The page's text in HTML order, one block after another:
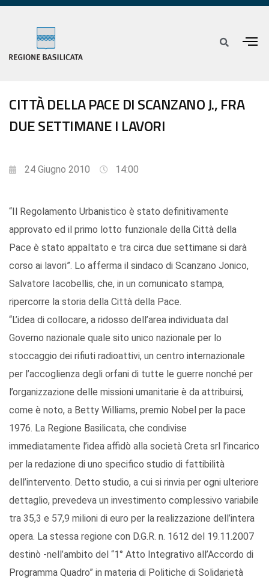
CITTÀ DELLA PACE DI SCANZANO J., FRA
DUE SETTIMANE I LAVORI
24 Giugno 2010 14:00
“Il Regolamento Urbanistico è stato definitivamente
approvato ed il primo lotto funzionale della Città della
Pace è stato appaltato e tra circa due settimane si darà
corso ai lavori”. Lo afferma il sindaco di Scanzano Jonico,
Salvatore Iacobellis, che, in un comunicato stampa,
ripercorre la storia della Città della Pace.
“L’idea di collocare, a ridosso dell’area individuata dal
Governo nazionale quale sito unico nazionale per lo
stoccaggio dei rifiuti radioattivi, un centro internazionale
per l’accoglienza degli orfani di tutte le guerre nonché per
l’organizzazione delle missioni umanitarie è da attribuirsi,
come è noto, a Betty Williams, premio Nobel per la pace
1976. La Regione Basilicata, che condivise
immediatamente l’idea affidò alla società Creta srl l’incarico
per la redazione di uno specifico studio di fattibilità
dell’intervento. Detto studio, a cui si rinvia per ogni ulteriore
dettaglio, prevedeva un investimento complessivo variabile
tra 35,3 e 57,9 milioni di euro per la realizzazione dell’intera
opera. La stessa regione con D.G.R. n. 1612 del 19.11.2007
destinò -nell’ambito del “1° Atto Integrativo all’Accordo di
Programma Quadro” in materia di Politiche di Solidarietà